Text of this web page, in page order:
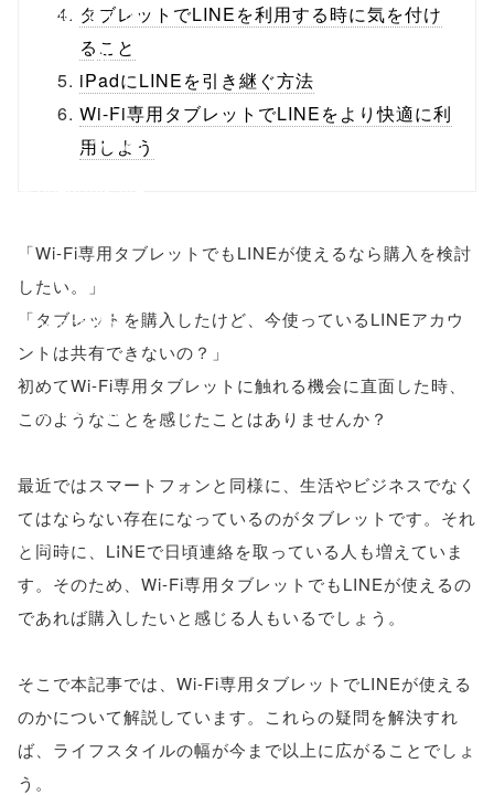
buttons.php on
line10
/1135914"
onclick="windo
'width=550,
height=450,
menubar=no,
toolbar=no,
); return
false;"> シェア
タブレットでLINEを利用する時に気を付け
ること
iPadにLINEを引き継ぐ方法
Wi-Fi専用タブレットでLINEをより快適に利
用しよう
「Wi-Fi専用タブレットでもLINEが使えるなら購入を検討
したい。」
「タブレットを購入したけど、今使っているLINEアカウ
ントは共有できないの？」
初めてWi-Fi専用タブレットに触れる機会に直面した時、
このようなことを感じたことはありませんか？
最近ではスマートフォンと同様に、生活やビジネスでなく
てはならない存在になっているのがタブレットです。それ
と同時に、LINEで日頃連絡を取っている人も増えていま
す。そのため、Wi-Fi専用タブレットでもLINEが使えるの
であれば購入したいと感じる人もいるでしょう。
そこで本記事では、Wi-Fi専用タブレットでLINEが使える
のかについて解説しています。これらの疑問を解決すれ
ば、ライフスタイルの幅が今まで以上に広がることでしょ
う。